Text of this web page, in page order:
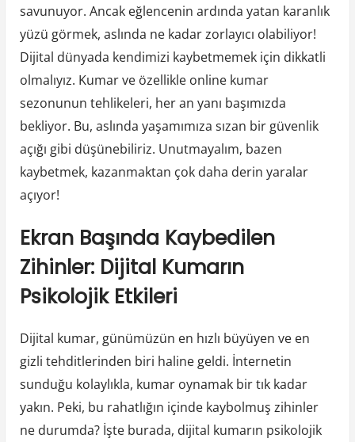
savunuyor. Ancak eğlencenin ardında yatan karanlık
yüzü görmek, aslında ne kadar zorlayıcı olabiliyor!
Dijital dünyada kendimizi kaybetmemek için dikkatli
olmalıyız. Kumar ve özellikle online kumar
sezonunun tehlikeleri, her an yanı başımızda
bekliyor. Bu, aslında yaşamımıza sızan bir güvenlik
açığı gibi düşünebiliriz. Unutmayalım, bazen
kaybetmek, kazanmaktan çok daha derin yaralar
açıyor!
Ekran Başında Kaybedilen
Zihinler: Dijital Kumarın
Psikolojik Etkileri
Dijital kumar, günümüzün en hızlı büyüyen ve en
gizli tehditlerinden biri haline geldi. İnternetin
sunduğu kolaylıkla, kumar oynamak bir tık kadar
yakın. Peki, bu rahatlığın içinde kaybolmuş zihinler
ne durumda? İşte burada, dijital kumarın psikolojik